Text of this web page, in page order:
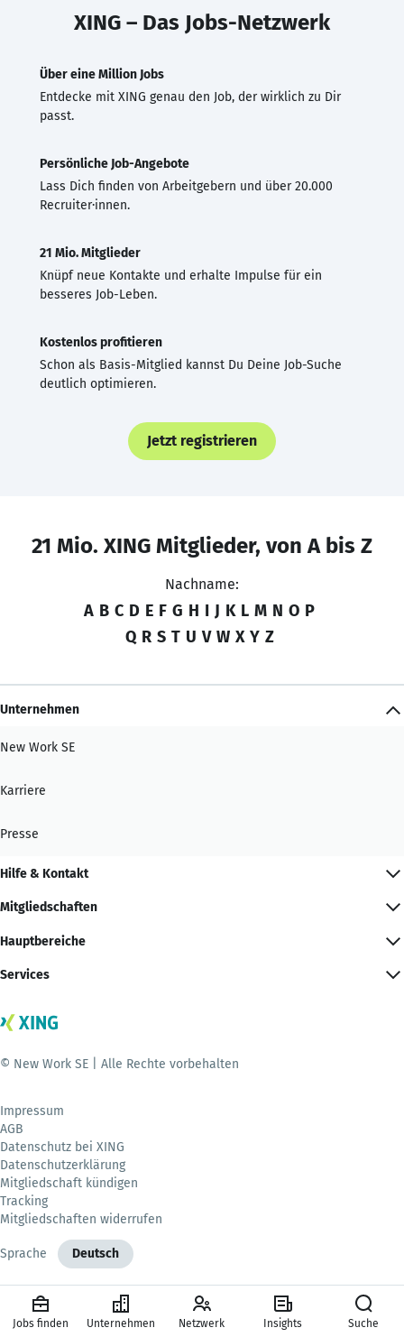
XING – Das Jobs-Netzwerk
Über eine Million Jobs
Entdecke mit XING genau den Job, der wirklich zu Dir
passt.
Persönliche Job-Angebote
Lass Dich finden von Arbeitgebern und über 20.000
Recruiter·innen.
21 Mio. Mitglieder
Knüpf neue Kontakte und erhalte Impulse für ein
besseres Job-Leben.
Kostenlos profitieren
Schon als Basis-Mitglied kannst Du Deine Job-Suche
deutlich optimieren.
Jetzt registrieren
21 Mio. XING Mitglieder, von A bis Z
Nachname:
A B C D E F G H I J K L M N O P
Q R S T U V W X Y Z
Unternehmen
New Work SE
Karriere
Presse
Hilfe & Kontakt
Mitgliedschaften
Hauptbereiche
Services
© New Work SE | Alle Rechte vorbehalten
Impressum
AGB
Datenschutz bei XING
Datenschutzerklärung
Mitgliedschaft kündigen
Tracking
Mitgliedschaften widerrufen
Sprache Deutsch
Jobs finden Unternehmen Netzwerk Insights Suche